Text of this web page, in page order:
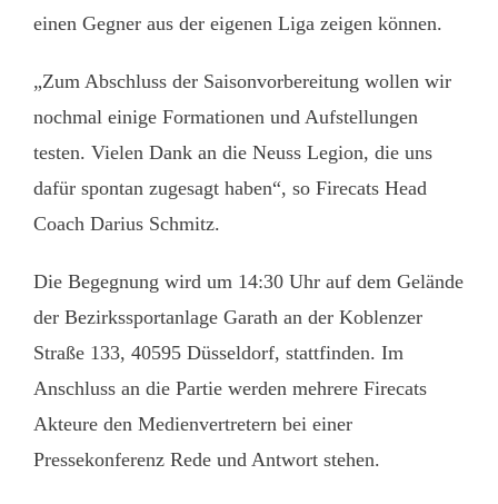
einen Gegner aus der eigenen Liga zeigen können.
„Zum Abschluss der Saisonvorbereitung wollen wir
nochmal einige Formationen und Aufstellungen
testen. Vielen Dank an die Neuss Legion, die uns
dafür spontan zugesagt haben“, so Firecats Head
Coach Darius Schmitz.
Die Begegnung wird um 14:30 Uhr auf dem Gelände
der Bezirkssportanlage Garath an der Koblenzer
Straße 133, 40595 Düsseldorf, stattfinden. Im
Anschluss an die Partie werden mehrere Firecats
Akteure den Medienvertretern bei einer
Pressekonferenz Rede und Antwort stehen.